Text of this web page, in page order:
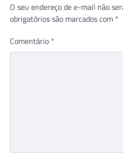
O seu endereço de e-mail não
obrigatórios são marcados com *
Comentário *